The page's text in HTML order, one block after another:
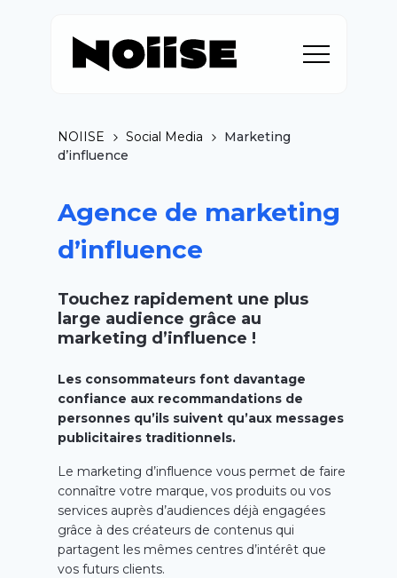
NOIISE Social Media
Marketing
d’influence
Agence de marketing
d’influence
Touchez rapidement une plus
large audience grâce au
marketing d’influence !
Les consommateurs font davantage
confiance aux recommandations de
personnes qu’ils suivent qu’aux messages
publicitaires traditionnels.
Le marketing d’influence vous permet de faire
connaître votre marque, vos produits ou vos
services auprès d’audiences déjà engagées
grâce à des créateurs de contenus qui
partagent les mêmes centres d’intérêt que
vos futurs clients.